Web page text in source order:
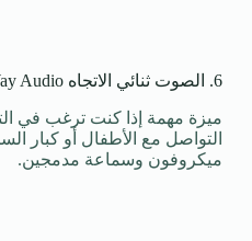
6. الصوت ثنائي الاتجاه Two-Way Audio
ميزة مهمة إذا كنت ترغب في
التواصل مع الأطفال أو كبار
ميكروفون وسماعة مدمجين.